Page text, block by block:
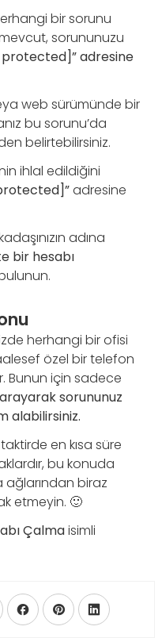
bir sorunu
sorununuzu
protected]” adresine
web sürümünde bir
bu sorunu’da
belirtebilirsiniz.
ihlal edildiğini
adresine
adına
bir hesabı
herhangi bir ofisi
özel bir telefon
Bunun için sadece
sorununuz
alabilirsiniz.
en kısa süre
bu konuda
biraz
etmeyin. 🙂
Çalmaisimli